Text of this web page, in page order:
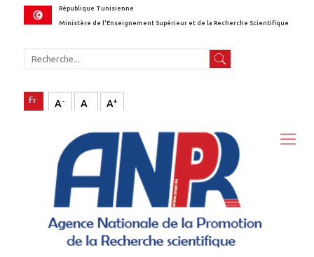
République Tunisienne
Ministère de l'Enseignement Supérieur et de la Recherche Scientifique
A- A A+